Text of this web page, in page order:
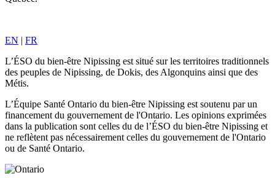
EN | FR
L’ÉSO du bien-être Nipissing est situé sur les territoires traditionnels
des peuples de Nipissing, de Dokis, des Algonquins ainsi que des
Métis.
L’Équipe Santé Ontario du bien-être Nipissing est soutenu par un
financement du gouvernement de l'Ontario. Les opinions exprimées
dans la publication sont celles du de l’ÉSO du bien-être Nipissing et
ne reflètent pas nécessairement celles du gouvernement de l'Ontario
ou de Santé Ontario.